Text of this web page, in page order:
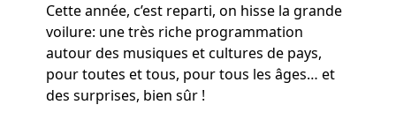
Cette année, c’est reparti, on hisse la grande
voilure: une très riche programmation
autour des musiques et cultures de pays,
pour toutes et tous, pour tous les âges… et
des surprises, bien sûr !